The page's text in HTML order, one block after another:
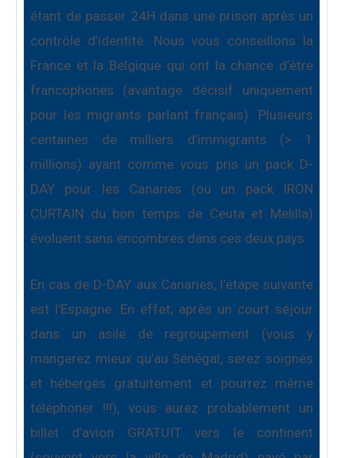
étant de passer 24H dans une prison après un
contrôle d’identité. Nous vous conseillons la
France et la Belgique qui ont la chance d’être
francophones (avantage décisif uniquement
pour les migrants parlant français). Plusieurs
centaines de milliers d’immigrants (> 1
millions) ayant comme vous pris un pack D-
DAY pour les Canaries (ou un pack IRON
CURTAIN du bon temps de Ceuta et Melilla)
évoluent sans encombres dans ces deux pays.
En cas de D-DAY aux Canaries, l’étape suivante
est l’Espagne. En effet, après un court séjour
dans un asile de regroupement (vous y
mangerez mieux qu’au Sénégal, serez soignés
et hébergés gratuitement et pourrez même
téléphoner !!!), vous aurez probablement un
billet d’avion GRATUIT vers le continent